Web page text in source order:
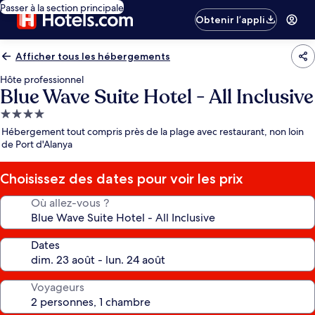
Passer à la section principale
Obtenir l’appli
Afficher tous les hébergements
Hôte professionnel
Blue Wave Suite Hotel - All Inclusive
Hébergement
4.0 étoiles
Hébergement tout compris près de la plage avec restaurant, non loin
de Port d'Alanya
Choisissez des dates pour voir les prix
Où allez-vous ?
Dates
Voyageurs